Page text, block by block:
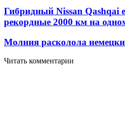
Гибридный Nissan Qashqai
рекордные 2000 км на
Молния расколола
Читать комментарии